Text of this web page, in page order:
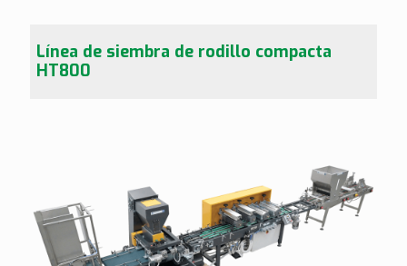
Línea de siembra de rodillo compacta
HT800